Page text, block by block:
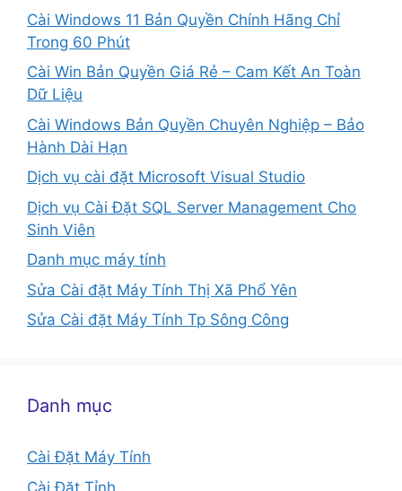
Cài Windows 11 Bản Quyền Chính Hãng Chỉ
Trong 60 Phút
Cài Win Bản Quyền Giá Rẻ – Cam Kết An Toàn
Dữ Liệu
Cài Windows Bản Quyền Chuyên Nghiệp – Bảo
Hành Dài Hạn
Dịch vụ cài đặt Microsoft Visual Studio
Dịch vụ Cài Đặt SQL Server Management Cho
Sinh Viên
Danh mục máy tính
Sửa Cài đặt Máy Tính Thị Xã Phổ Yên
Sửa Cài đặt Máy Tính Tp Sông Công
Danh mục
Cài Đặt Máy Tính
Cài Đặt Tỉnh